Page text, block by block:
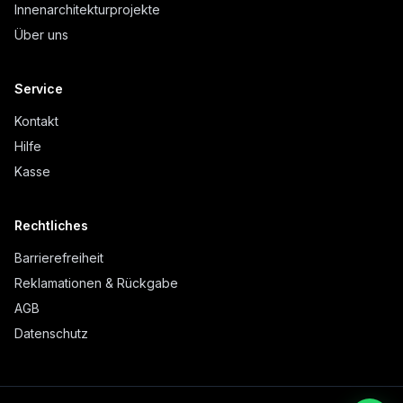
Innenarchitekturprojekte
Über uns
Service
Kontakt
Hilfe
Kasse
Rechtliches
Barrierefreiheit
Reklamationen & Rückgabe
AGB
Datenschutz